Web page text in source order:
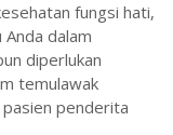
fungsi hati,
dalam
diperlukan
temulawak
penderita